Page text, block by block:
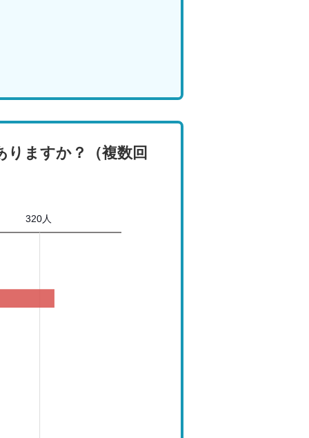
ますか？（複数回
320人